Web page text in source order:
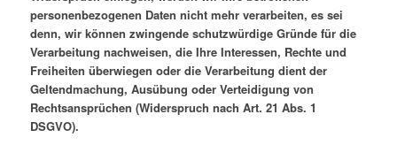
personenbezogenen Daten nicht mehr verarbeiten, es sei
denn, wir können zwingende schutzwürdige Gründe für die
Verarbeitung nachweisen, die Ihre Interessen, Rechte und
Freiheiten überwiegen oder die Verarbeitung dient der
Geltendmachung, Ausübung oder Verteidigung von
Rechtsansprüchen (Widerspruch nach Art. 21 Abs. 1
DSGVO).